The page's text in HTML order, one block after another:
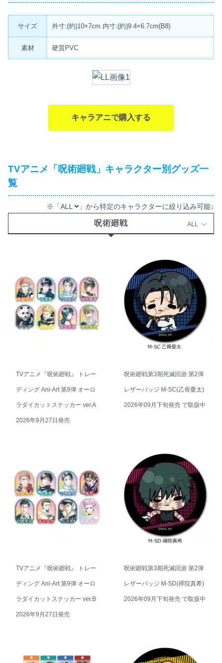
サイズ 外寸:(約)10×7cm 内寸:(約)9.4×6.7cm(B8)
素材 硬質PVC
キャラアニで購入する
TVアニメ「呪術廻戦」キャラクター別グッズ一
覧
※「ALL 」から特定のキャラクターに絞り込み可能↓
呪術廻戦 ALL
TVアニメ『呪術廻戦』 トレー
ディング Ani-Art 第9弾 オーロ
ラダイカットステッカー ver.A
2026年9月27日発売
呪術廻戦第3期死滅回游 第2弾
レザーバッジ M-SC(乙骨憂太)
2026年09月下旬発売 で取扱中
TVアニメ『呪術廻戦』 トレー
ディング Ani-Art 第9弾 オーロ
ラダイカットステッカー ver.B
2026年9月27日発売
呪術廻戦第3期死滅回游 第2弾
レザーバッジ M-SD(禪院真希)
2026年09月下旬発売 で取扱中